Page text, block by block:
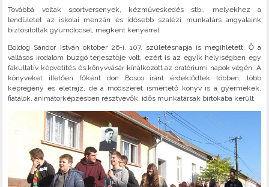
Továbbá voltak sportversenyek, kézműveskedés stb., melyekhez a
lendületet az iskolai menzán és idősebb szalézi munkatárs angyalaink
biztosították gyümölccsel, megkent kenyérrel.
Boldog Sándor István október 26-i, 107. születésnapja is megihletett. Ő a
vallásos irodalom buzgó terjesztője volt, ezért is az egyik helyiségben egy
fakultatív képvetítés és könyvvásár kínálkozott az oratóriumi napok végén. A
könyveket illetően főként don Bosco iránt érdeklődtek többen, több
képregény és életrajz, de a módszerét ismertető könyv is a gyermekek,
fiatalok, animátorképzésben résztvevők, idős munkatársak birtokába került.